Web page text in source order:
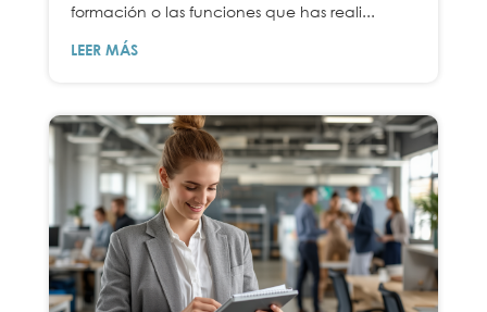
formación o las funciones que has reali...
LEER MÁS